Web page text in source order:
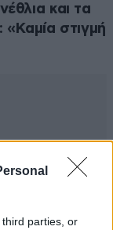
parties, or
και τα
στιγμή